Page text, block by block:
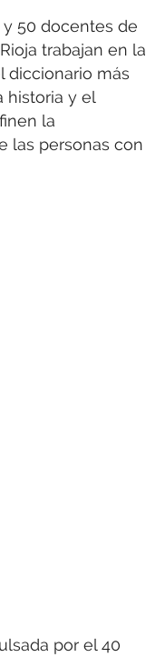
50 docentes de
trabajan en la
diccionario más
historia y el
la
las personas con
por el 40